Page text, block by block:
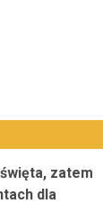
zatem
dla